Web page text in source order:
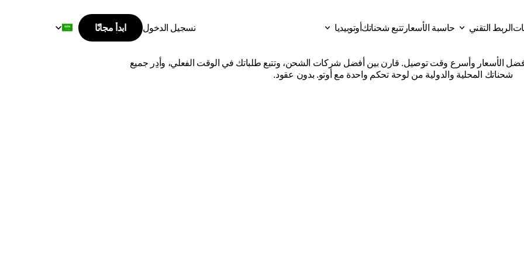
شحناتك المحلية والدولية من لوحة تحكم واحدة مع أوتو. بدون عقود.
الربط التقني
حاسبة الأسعارتتبع شحناتك أوتوبيديا
تسجيل الدخول
ابدأ مجانًا